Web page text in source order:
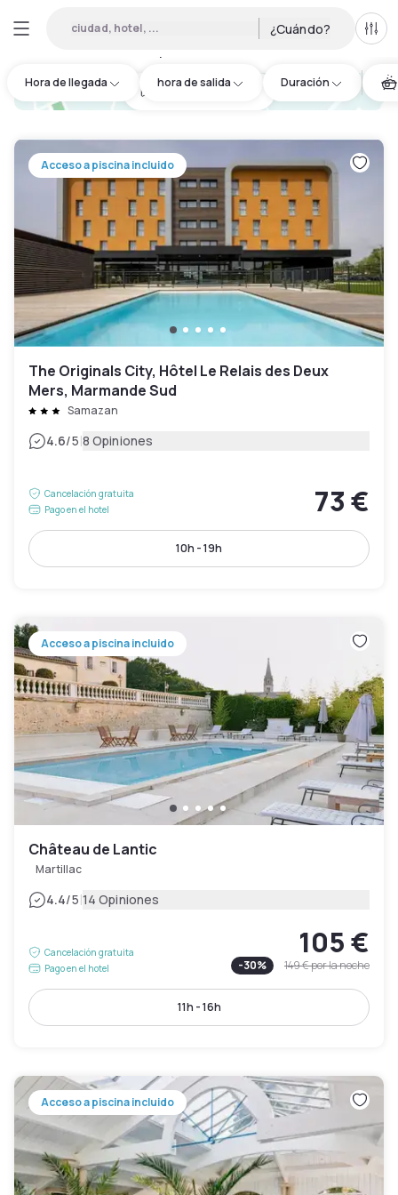
ciudad, hotel, ... ¿Cuándo?
Hora de llegada hora de salida Duración
hotel.cta.view_map
Acceso a piscina incluido
The Originals City, Hôtel Le Relais des Deux
Mers, Marmande Sud
Samazan
4.6/5|8 Opiniones
Cancelación gratuita
Pago en el hotel
73 €
10h - 19h
Acceso a piscina incluido
Château de Lantic
Martillac
4.4/5|14 Opiniones
Cancelación gratuita
Pago en el hotel
105 €
-30% 149 €por la noche
11h - 16h
Acceso a piscina incluido